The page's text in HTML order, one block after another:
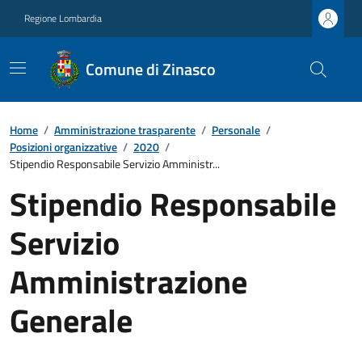
Regione Lombardia
Comune di Zinasco
Home / Amministrazione trasparente / Personale /
Posizioni organizzative / 2020 /
Stipendio Responsabile Servizio Amministr...
Stipendio Responsabile
Servizio
Amministrazione
Generale